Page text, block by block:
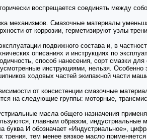
воспрещается соединять между
механизмов. Смазочные материалы
от коррозии, герметизируют узлы
подвижного состава и, в
описаниях и инструкциях по
способ нанесения, сорт смазки
инструкциями, нельзя. Особенно
ходовых частей экипажной части
от консистенции смазочные
на следующие группы: моторные,
масла общего назначения
главным образом,
буква И обозначает «Индустриальное»,
трения, тем менее вязкое масло